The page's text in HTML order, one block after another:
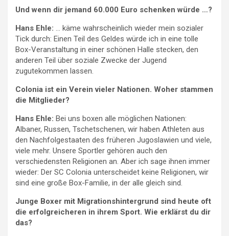
Und wenn dir jemand 60.000 Euro schenken würde …?
Hans Ehle: … käme wahrscheinlich wieder mein sozialer
Tick durch: Einen Teil des Geldes würde ich in eine tolle
Box-Veranstaltung in einer schönen Halle stecken, den
anderen Teil über soziale Zwecke der Jugend
zugutekommen lassen.
Colonia ist ein Verein vieler Nationen. Woher stammen
die Mitglieder?
Hans Ehle: Bei uns boxen alle möglichen Nationen:
Albaner, Russen, Tschetschenen, wir haben Athleten aus
den Nachfolgestaaten des früheren Jugoslawien und viele,
viele mehr. Unsere Sportler gehören auch den
verschiedensten Religionen an. Aber ich sage ihnen immer
wieder: Der SC Colonia unterscheidet keine Religionen, wir
sind eine große Box-Familie, in der alle gleich sind.
Junge Boxer mit Migrationshintergrund sind heute oft
die erfolgreicheren in ihrem Sport. Wie erklärst du dir
das?